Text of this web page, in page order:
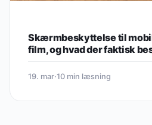
Skærmbeskyttelse til
film, og hvad der faktisk
19. mar·10 min læsning